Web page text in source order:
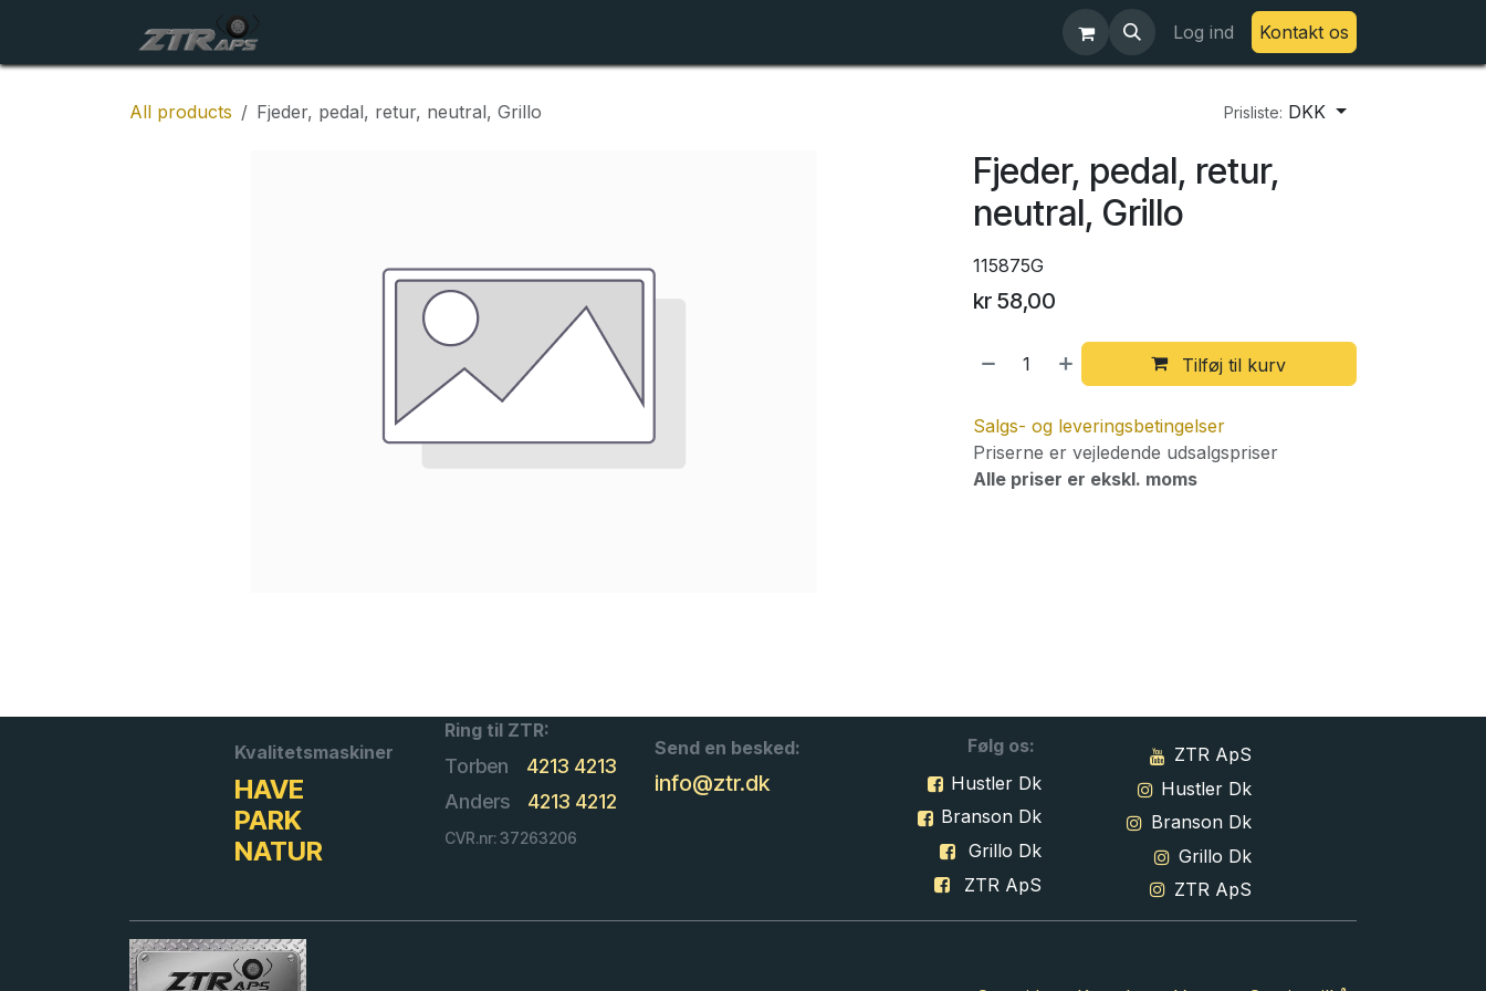
Log ind Kontakt os
All products Fjeder, pedal, retur, neutral, Grillo Prisliste: DKK
Fjeder, pedal, retur,
neutral, Grillo
115875G
kr 58,00
Tilføj til kurv
Salgs- og leveringsbetingelser
Priserne er vejledende udsalgspriser
Alle priser er ekskl. moms
Kvalitetsmaskiner
HAVE
PARK
NATUR
Ring til ZTR:
Torben
4213 4213
Anders
4213 4212
CVR.nr: 37263206
Send en besked:
info@ztr.dk
Følg os:
Hustler Dk
Branson Dk
Grillo Dk
ZTR ApS
ZTR ApS
Hustler Dk
Branson Dk
Grillo Dk
ZTR ApS